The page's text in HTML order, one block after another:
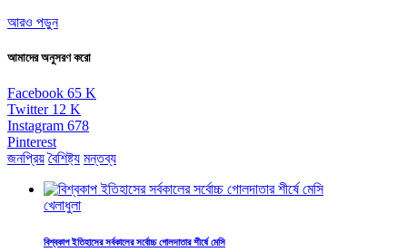
আরও পড়ুন
আমাদের অনুসরণ করো
Facebook 65 K
Twitter 12 K
Instagram 678
Pinterest
জনপ্রিয় বৈশিষ্ট্য মন্তব্য
খেলাধুলা
বিশ্বকাপ ইতিহাসের সর্বকালের সর্বোচ্চ গোলদাতার শীর্ষে মেসি